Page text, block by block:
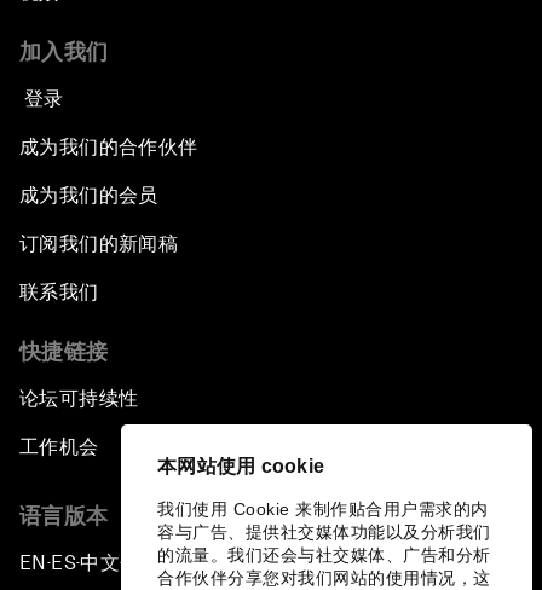
本网站使用 cookie
我们使用 Cookie 来制作贴合用户需求的内
容与广告、提供社交媒体功能以及分析我们
的流量。我们还会与社交媒体、广告和分析
合作伙伴分享您对我们网站的使用情况，这
加入我们
登录
成为我们的合作伙伴
成为我们的会员
订阅我们的新闻稿
联系我们
快捷链接
论坛可持续性
工作机会
语言版本
EN ▪ ES▪中文▪ 日本語